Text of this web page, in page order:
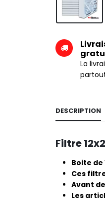
La
DESCRIPTION
Filtre
Boite de
Ces
Avant
Les